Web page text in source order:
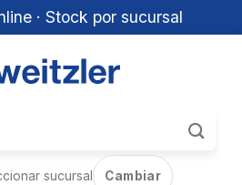
· Stock por sucursal
sucursal Cambiar